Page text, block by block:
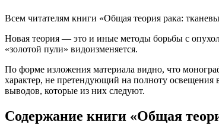
Всем читателям книги «Общая теория рака:
Новая теория — это и иные методы борьбы с
«золотой пули» видоизменяется.
По форме изложения материала видно, что
характер, не претендующий на полноту освещения
выводов, которые из них следуют.
Содержание книги «Общая